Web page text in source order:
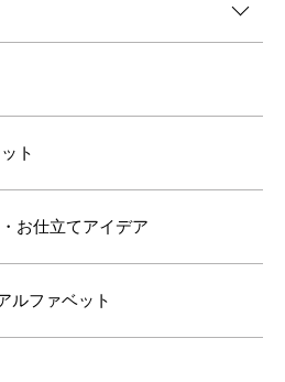
ト
お仕立てアイデア
ルファベット